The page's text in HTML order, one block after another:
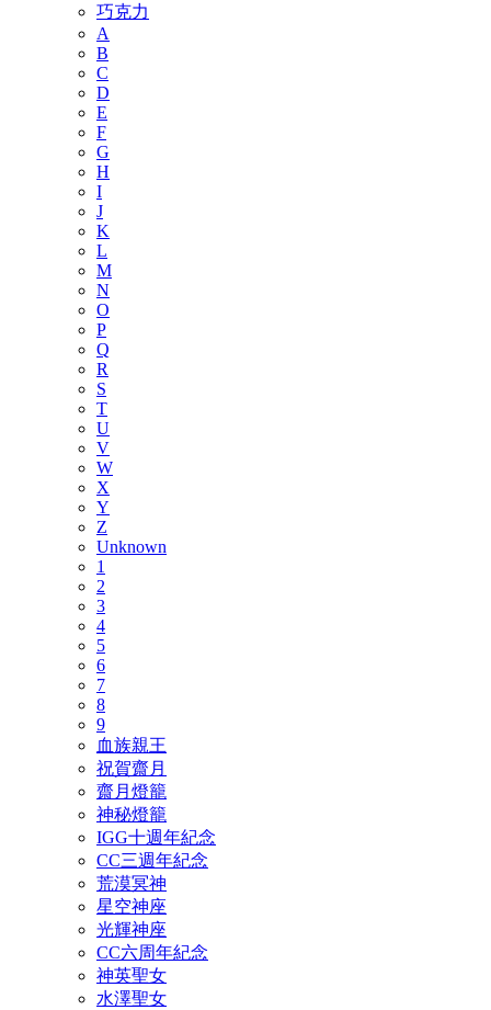
巧克力
A
B
C
D
E
F
G
H
I
J
K
L
M
N
O
P
Q
R
S
T
U
V
W
X
Y
Z
Unknown
1
2
3
4
5
6
7
8
9
血族親王
祝賀齋月
齋月燈籠
神秘燈籠
IGG十週年紀念
CC三週年紀念
荒漠冥神
星空神座
光輝神座
CC六周年紀念
神英聖女
水澤聖女